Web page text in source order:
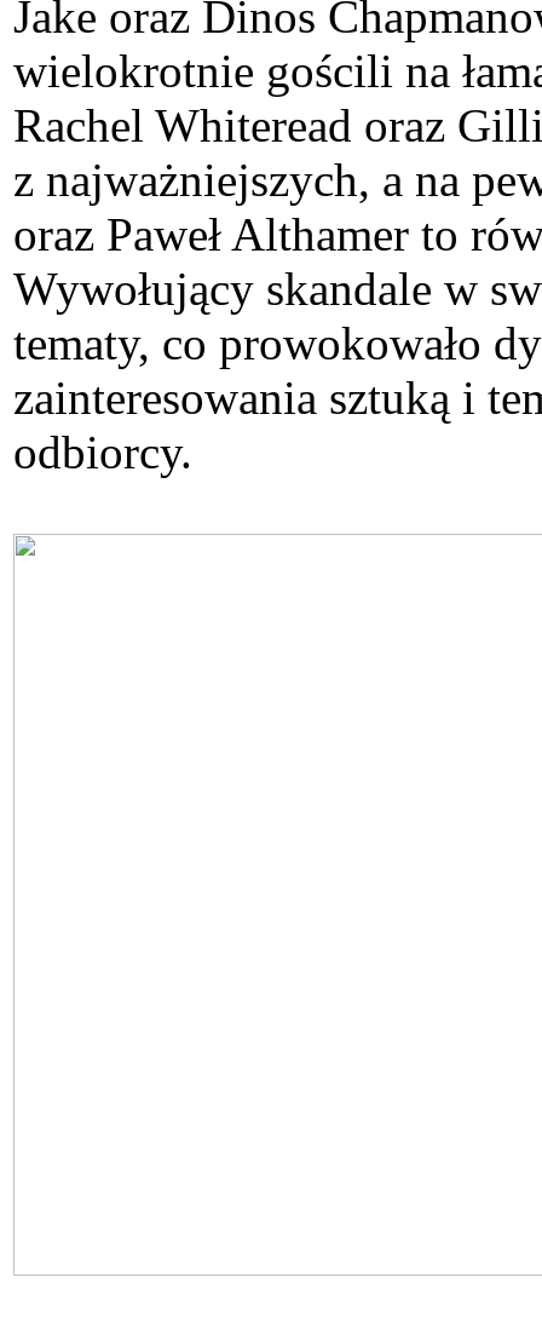
Jake oraz Dinos
wielokrotnie gościli na
Rachel Whiteread oraz
z najważniejszych, a na
oraz Paweł Althamer to
Wywołujący skandale w
tematy, co prowokowało
zainteresowania sztuką i
odbiorcy.